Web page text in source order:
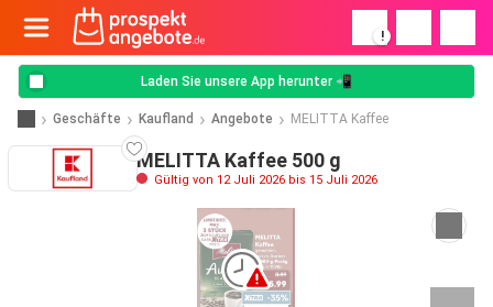
!
Laden Sie unsere App herunter 📲
Geschäfte Kaufland Angebote MELITTA Kaffee
MELITTA Kaffee 500 g
Gültig von 12 Juli 2026 bis 15 Juli 2026